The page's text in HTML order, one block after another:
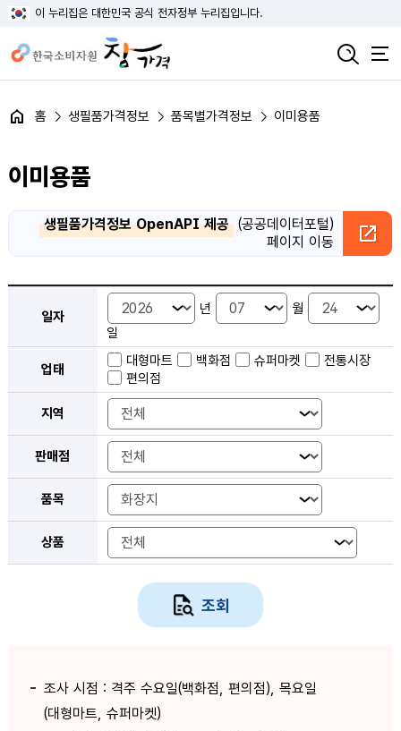
이 누리집은 대한민국 공식 전자정부 누리집입니다.
홈 생필품가격정보 품목별가격정보 이미용품
이미용품
생필품가격정보 OpenAPI 제공 (공공데이터포털)
페이지 이동
일자 년
월
일
업태
대형마트 백화점 슈퍼마켓
전통시장
편의점
지역
판매점
품목
상품
조회
조사 시점 : 격주 수요일(백화점, 편의점), 목요일
(대형마트, 슈퍼마켓)